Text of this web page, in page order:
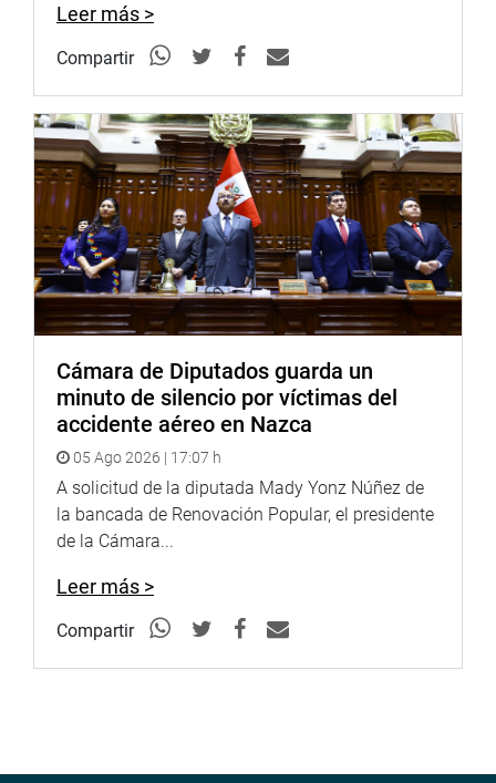
Leer más >
Compartir
Cámara de Diputados guarda un
minuto de silencio por víctimas del
accidente aéreo en Nazca
05 Ago 2026 | 17:07 h
A solicitud de la diputada Mady Yonz Núñez de
la bancada de Renovación Popular, el presidente
de la Cámara...
Leer más >
Compartir